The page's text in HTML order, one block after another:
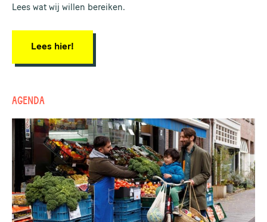
Lees wat wij willen bereiken.
Lees hier!
AGENDA